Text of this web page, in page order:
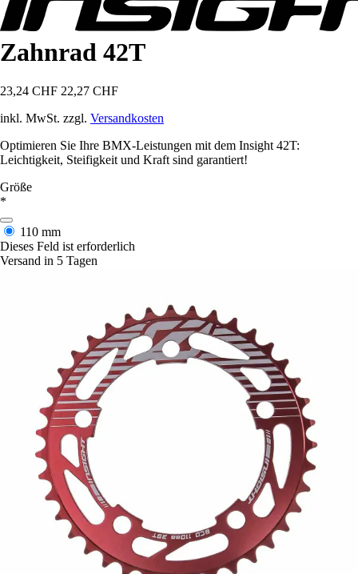
Zahnrad 42T
23,24 CHF 22,27 CHF
inkl. MwSt. zzgl. Versandkosten
Optimieren Sie Ihre BMX-Leistungen mit dem Insight 42T:
Leichtigkeit, Steifigkeit und Kraft sind garantiert!
Größe
*
110 mm
Dieses Feld ist erforderlich
Versand in 5 Tagen